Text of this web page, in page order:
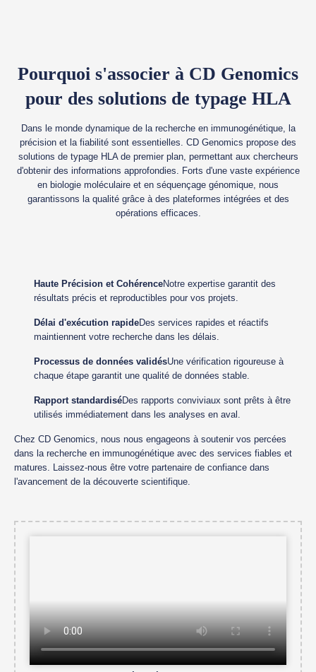
Pourquoi s'associer à CD Genomics
pour des solutions de typage HLA
Dans le monde dynamique de la recherche en immunogénétique, la
précision et la fiabilité sont essentielles. CD Genomics propose des
solutions de typage HLA de premier plan, permettant aux chercheurs
d'obtenir des informations approfondies. Forts d'une vaste expérience
en biologie moléculaire et en séquençage génomique, nous
garantissons la qualité grâce à des plateformes intégrées et des
opérations efficaces.
Haute Précision et CohérenceNotre expertise garantit des
résultats précis et reproductibles pour vos projets.
Délai d'exécution rapideDes services rapides et réactifs
maintiennent votre recherche dans les délais.
Processus de données validésUne vérification rigoureuse à
chaque étape garantit une qualité de données stable.
Rapport standardiséDes rapports conviviaux sont prêts à être
utilisés immédiatement dans les analyses en aval.
Chez CD Genomics, nous nous engageons à soutenir vos percées
dans la recherche en immunogénétique avec des services fiables et
matures. Laissez-nous être votre partenaire de confiance dans
l'avancement de la découverte scientifique.